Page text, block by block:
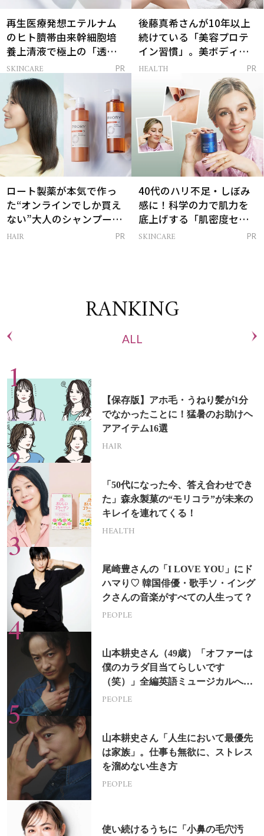
再生医療発想エテルナム
のヒト臍帯由来幹細胞培
養上清液で極上の「透明
感ハリ肌」へ
SKINCARE PR
後藤真希さんが10年以上
続けている「美容プロテ
イン習慣」。美ボディを
支える朝ルーティンと
HEALTH PR
ロート製薬が本気で作っ
た“オンラインでしか買え
ない”大人のシャンプー＆
トリートメントって？
HAIR PR
40代のハリ不足・しぼみ
感に！科学の力で肌力を
底上げする「肌密度セラ
ム」
SKINCARE PR
RANKING
ALL
【保存版】アホ毛・うねり髪が1分
でなかったことに！猛暑のお助けヘ
アアイテム16選
HAIR
「50代になった今、答え合わせでき
た」森永製菓の“モリコラ”が未来の
キレイを連れてくる！
HEALTH
尾崎豊さんの「I LOVE YOU」にド
ハマり♡ 韓国俳優・歌手ソ・イング
クさんの音楽がすべての人生って？
PEOPLE
山本耕史さん（49歳）「オファーは
僕のカラダ目当てらしいです
（笑）」全編英語ミュージカルへの
挑戦
PEOPLE
山本耕史さん「人生において最優先
は家族」。仕事も無欲に、ストレス
を溜めない生き方
PEOPLE
使い続けるうちに「小鼻の毛穴汚